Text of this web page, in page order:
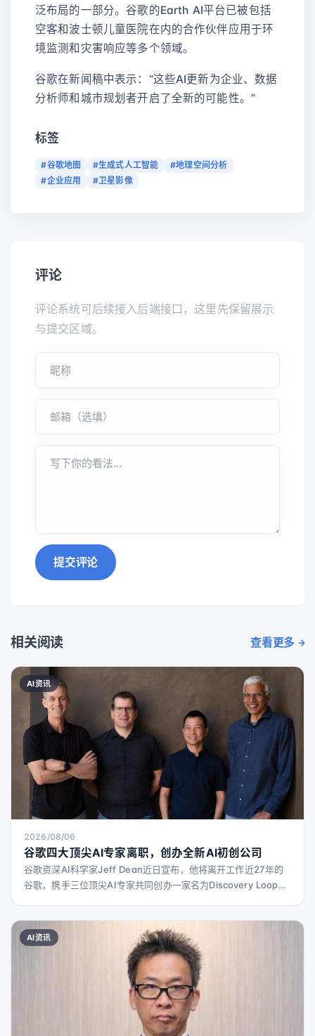
泛布局的一部分。谷歌的Earth AI平台已被包括
空客和波士顿儿童医院在内的合作伙伴应用于环
境监测和灾害响应等多个领域。
谷歌在新闻稿中表示：“这些AI更新为企业、数据
分析师和城市规划者开启了全新的可能性。”
标签
#谷歌地图 #生成式人工智能
#地理空间分析
#企业应用
#卫星影像
评论
评论系统可后续接入后端接口，这里先保留展示
与提交区域。
提交评论
相关阅读 查看更多
AI资讯
2026/08/06
谷歌四大顶尖AI专家离职，创办全新AI初创公司
谷歌资深AI科学家Jeff Dean近日宣布，他将离开工作近27年的
谷歌，携手三位顶尖AI专家共同创办一家名为Discovery Loop的
提出实验，实施所需步骤，评估实验，最终获得结果。”通过运行
成千上万次这样的自动化循环，Discovery Loop有望在科学、生
AI资讯